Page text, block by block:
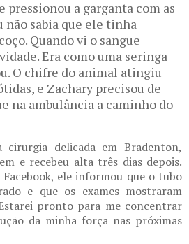
pressionou a garganta com as
não sabia que ele tinha
Quando vi o sangue
Era como uma seringa
O chifre do animal atingiu
e Zachary precisou de
na ambulância a caminho do
delicada em Bradenton,
e recebeu alta três dias depois.
ele informou que o tubo
e que os exames mostraram
pronto para me concentrar
da minha força nas próximas